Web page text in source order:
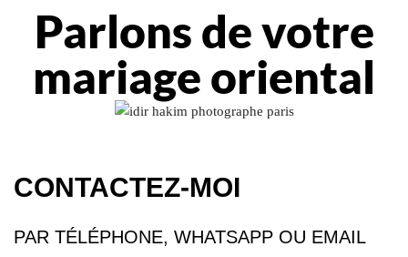
Parlons de votre
mariage oriental
CONTACTEZ-MOI
PAR TÉLÉPHONE, WHATSAPP OU EMAIL